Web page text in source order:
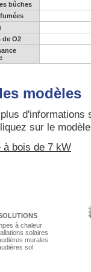
bûches
de O2
modèles
d'informations
sur le
à bois de 7 kW
à chaleur
solaires
murales
sol